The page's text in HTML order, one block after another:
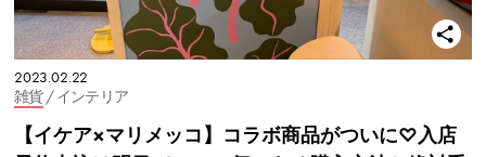
2023.02.22
雑貨/ インテリア
【イケア×マリメッコ】コラボ商品がついに♡入店